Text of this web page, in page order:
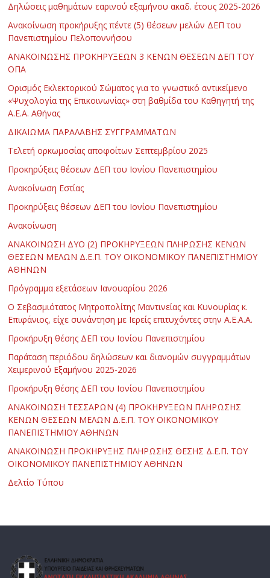
Δηλώσεις μαθημάτων εαρινού εξαμήνου ακαδ. έτους 2025-2026
Ανακοίνωση προκήρυξης πέντε (5) θέσεων μελών ΔΕΠ του
Πανεπιστημίου Πελοποννήσου
ΑΝΑΚΟΙΝΩΣΗΣ ΠΡΟΚΗΡΥΞΕΩΝ 3 ΚΕΝΩΝ ΘΕΣΕΩΝ ΔΕΠ ΤΟΥ
ΟΠΑ
Ορισμός Εκλεκτορικού Σώματος για το γνωστικό αντικείμενο
«Ψυχολογία της Επικοινωνίας» στη βαθμίδα του Καθηγητή της
Α.Ε.Α. Αθήνας
ΔΙΚΑΙΩΜΑ ΠΑΡΑΛΑΒΗΣ ΣΥΓΓΡΑΜΜΑΤΩΝ
Τελετή ορκωμοσίας αποφοίτων Σεπτεμβρίου 2025
Προκηρύξεις θέσεων ΔΕΠ του Ιονίου Πανεπιστημίου
Ανακοίνωση Εστίας
Προκηρύξεις θέσεων ΔΕΠ του Ιονίου Πανεπιστημίου
Ανακοίνωση
ΑΝΑΚΟΙΝΩΣΗ ΔΥΟ (2) ΠΡΟΚΗΡΥΞΕΩΝ ΠΛΗΡΩΣΗΣ ΚΕΝΩΝ
ΘΕΣΕΩΝ ΜΕΛΩΝ Δ.Ε.Π. ΤΟΥ ΟΙΚΟΝΟΜΙΚΟΥ ΠΑΝΕΠΙΣΤΗΜΙΟΥ
ΑΘΗΝΩΝ
Πρόγραμμα εξετάσεων Ιανουαρίου 2026
Ο Σεβασμιότατος Μητροπολίτης Μαντινείας και Κυνουρίας κ.
Επιφάνιος, είχε συνάντηση με Ιερείς επιτυχόντες στην Α.Ε.Α.Α.
Προκήρυξη θέσης ΔΕΠ του Ιονίου Πανεπιστημίου
Παράταση περιόδου δηλώσεων και διανομών συγγραμμάτων
Χειμερινού Εξαμήνου 2025-2026
Προκήρυξη θέσης ΔΕΠ του Ιονίου Πανεπιστημίου
ΑΝΑΚΟΙΝΩΣΗ ΤΕΣΣΑΡΩΝ (4) ΠΡΟΚΗΡΥΞΕΩΝ ΠΛΗΡΩΣΗΣ
ΚΕΝΩΝ ΘΕΣΕΩΝ ΜΕΛΩΝ Δ.Ε.Π. ΤΟΥ ΟΙΚΟΝΟΜΙΚΟΥ
ΠΑΝΕΠΙΣΤΗΜΙΟΥ ΑΘΗΝΩΝ
ΑΝΑΚΟΙΝΩΣΗ ΠΡΟΚΗΡΥΞΗΣ ΠΛΗΡΩΣΗΣ ΘΕΣΗΣ Δ.Ε.Π. ΤΟΥ
ΟΙΚΟΝΟΜΙΚΟΥ ΠΑΝΕΠΙΣΤΗΜΙΟΥ ΑΘΗΝΩΝ
Δελτίο Τύπου